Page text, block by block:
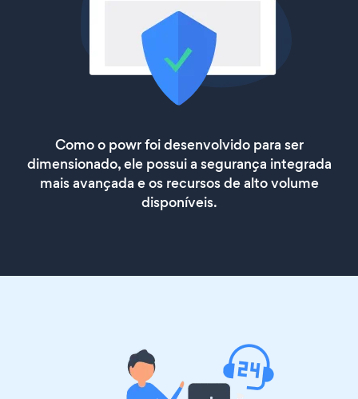
Como o powr foi desenvolvido para ser
dimensionado, ele possui a segurança integrada
mais avançada e os recursos de alto volume
disponíveis.